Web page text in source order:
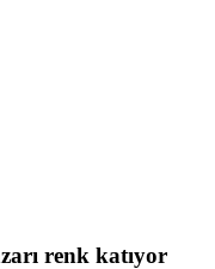
renk katıyor